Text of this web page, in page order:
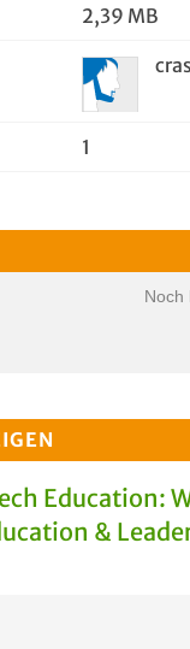
2,39 MB
1
Noch
Education:
&